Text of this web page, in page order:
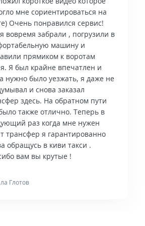
мне сориентироваться на
Очень понравился сервис!
вовремя забрали , погрузили в
машину и
прямиком к воротам
Я был крайне впечатлен и
нужно было уезжать, я даже не
и снова заказал
здесь. На обратном пути
также отлично. Теперь в
раз когда мне нужен
трансфер я гарантированно
обращусь в киви такси .
вам вы крутые !
Глотов